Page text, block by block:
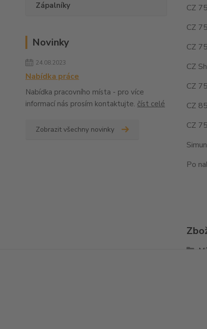
Zápalníky
Novinky
24.08.2023
Nabídka práce
Nabídka pracovního místa - pro více
informací nás prosím kontaktujte. číst celé
Zobrazit všechny novinky
CZ
CZ
CZ
CZ
CZ
CZ
CZ
Po